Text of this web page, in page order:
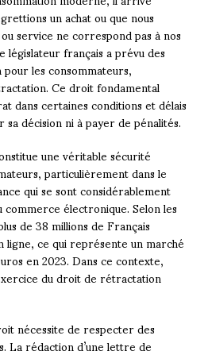
un achat ou que nous
service ne correspond pas à nos
français a prévu des
les consommateurs,
Ce droit fondamental
dans certaines conditions et délais
décision ni à payer de pénalités.
une véritable sécurité
particulièrement dans le
qui se sont considérablement
électronique. Selon les
de 38 millions de Français
ce qui représente un marché
en 2023. Dans ce contexte,
du droit de rétractation
nécessite de respecter des